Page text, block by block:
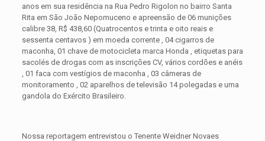
anos em sua residência na Rua Pedro Rigolon no bairro Santa
Rita em São João Nepomuceno e apreensão de 06 munições
calibre 38, R$ 438,60 (Quatrocentos e trinta e oito reais e
sessenta centavos ) em moeda corrente , 04 cigarros de
maconha, 01 chave de motocicleta marca Honda , etiquetas para
sacolés de drogas com as inscrições CV, vários cordões e anéis
, 01 faca com vestígios de maconha , 03 câmeras de
monitoramento , 02 aparelhos de televisão 14 polegadas e uma
gandola do Exército Brasileiro.
Nossa reportagem entrevistou o Tenente Weidner Novaes